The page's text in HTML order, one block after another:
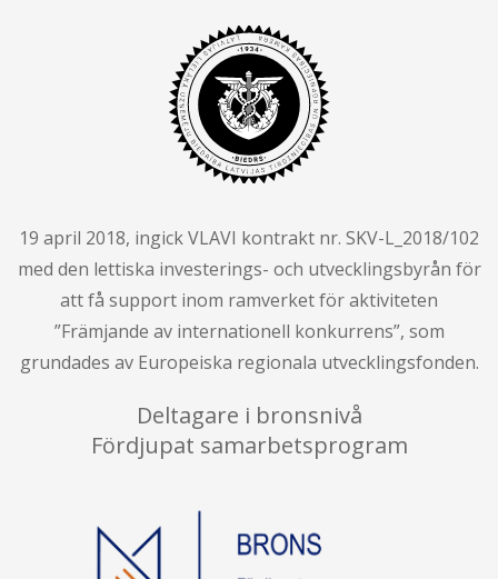
19 april 2018, ingick VLAVI kontrakt nr. SKV-L_2018/102
med den lettiska investerings- och utvecklingsbyrån för
att få support inom ramverket för aktiviteten
”Främjande av internationell konkurrens”, som
grundades av Europeiska regionala utvecklingsfonden.
Deltagare i bronsnivå
Fördjupat samarbetsprogram